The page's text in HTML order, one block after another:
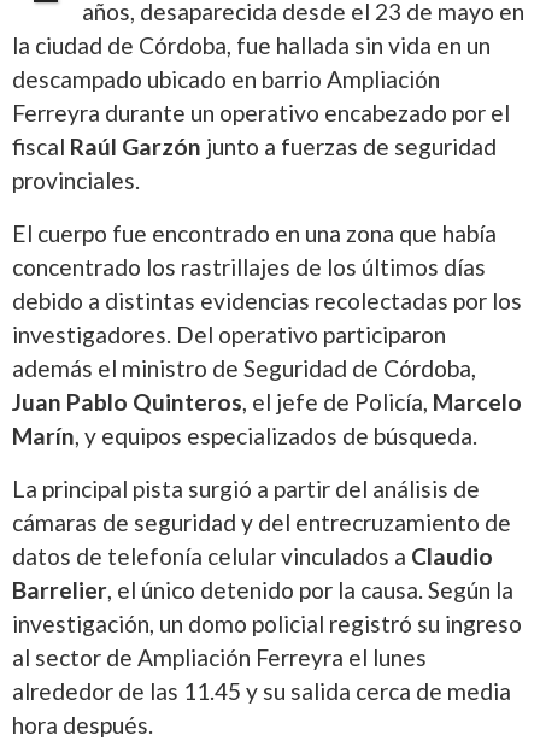
años, desaparecida desde el 23 de mayo en
la ciudad de Córdoba, fue hallada sin vida en un
descampado ubicado en barrio Ampliación
Ferreyra durante un operativo encabezado por el
fiscal Raúl Garzón junto a fuerzas de seguridad
provinciales.
El cuerpo fue encontrado en una zona que había
concentrado los rastrillajes de los últimos días
debido a distintas evidencias recolectadas por los
investigadores. Del operativo participaron
además el ministro de Seguridad de Córdoba,
Juan Pablo Quinteros, el jefe de Policía, Marcelo
Marín, y equipos especializados de búsqueda.
La principal pista surgió a partir del análisis de
cámaras de seguridad y del entrecruzamiento de
datos de telefonía celular vinculados a Claudio
Barrelier, el único detenido por la causa. Según la
investigación, un domo policial registró su ingreso
al sector de Ampliación Ferreyra el lunes
alrededor de las 11.45 y su salida cerca de media
hora después.